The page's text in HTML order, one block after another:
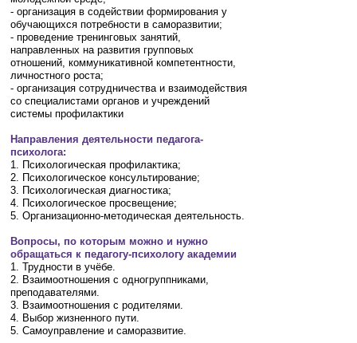
- организация в содействии формирования у
обучающихся потребности в саморазвитии;
- проведение тренинговых занятий,
направленных на развития групповых
отношений, коммуникативной компетентности,
личностного роста;
- организация сотрудничества и взаимодействия
со специалистами органов и учреждений
системы профилактики
Направления деятельности педагога-
психолога:
1. Психологическая профилактика;
2. Психологическое консультирование;
3. Психологическая диагностика;
4. Психологическое просвещение;
5. Организационно-методическая деятельность.
Вопросы, по которым можно и нужно
обращаться к педагогу-психологу академии
1. Трудности в учёбе.
2. Взаимоотношения с одногруппниками,
преподавателями.
3. Взаимоотношения с родителями.
4. Выбор жизненного пути.
5. Самоуправление и саморазвитие.